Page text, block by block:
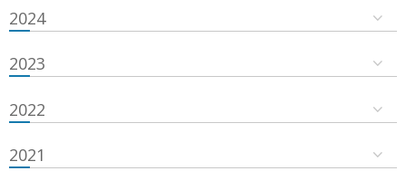
2024
2023
2022
2021